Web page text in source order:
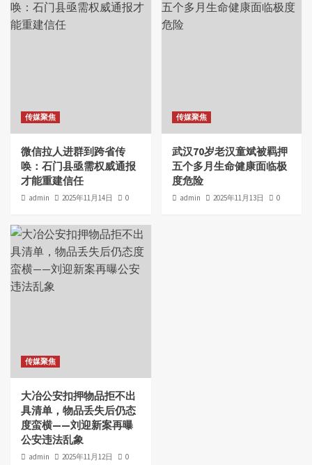
传媒聚焦
微信拉人进群到跨省传
唤：石门县亟需权威通报
才能重建信任
admin 2025年11月14日 0
传媒聚焦
武汉70岁老汉童斌被羁押
五个多月生命健康面临极
度危险
admin 2025年11月13日 0
传媒聚焦
大冶公安扣押物品拒不出
具清单，物品丢失后仍态
度蛮横——刘迎新案再曝
公安违法乱象
admin 2025年11月12日 0